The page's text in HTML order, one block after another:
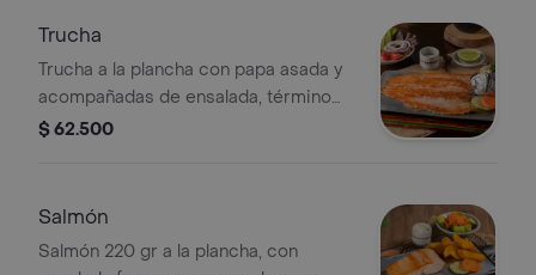
Trucha
Trucha a la plancha con papa asada y
acompañadas de ensalada, término
único.
$ 62.500
Salmón
Salmón 220 gr a la plancha, con